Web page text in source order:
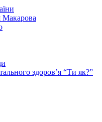
Макарова
здоров’я “Ти як?”